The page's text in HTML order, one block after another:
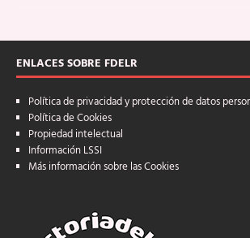
ENLACES SOBRE FDELR
Política de privacidad y protección de datos
Política de Cookies
Propiedad intelectual
Información LSSI
Más información sobre las Cookies